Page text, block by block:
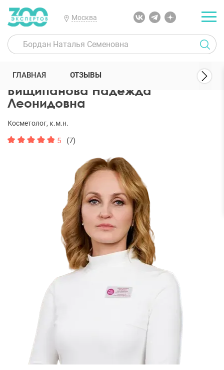
Москва
300 Экспертов Косметологи Вищипанова Надежда
Вищипанова Надежда
Леонидовна
Косметолог, к.м.н.
5 (7)
ГЛАВНАЯ ОТЗЫВЫ